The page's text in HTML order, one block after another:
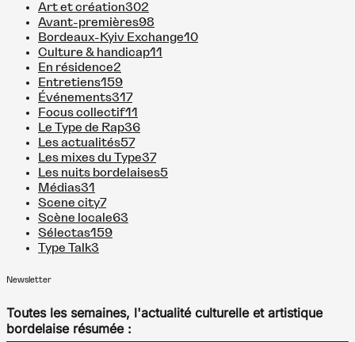
Art et création302
Avant-premières98
Bordeaux-Kyiv Exchange10
Culture & handicap11
En résidence2
Entretiens159
Événements317
Focus collectif11
Le Type de Rap36
Les actualités57
Les mixes du Type37
Les nuits bordelaises5
Médias31
Scene city7
Scène locale63
Sélectas159
Type Talk3
Newsletter
Toutes les semaines, l'actualité culturelle et artistique
bordelaise résumée :